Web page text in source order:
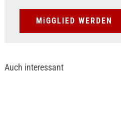
MiGGLIED WERDEN
Auch interessant